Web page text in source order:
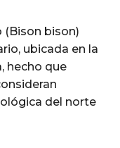
(Bison bison)
ubicada en la
hecho que
del norte